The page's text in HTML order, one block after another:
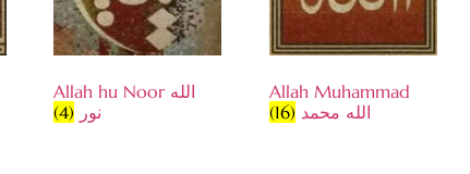
Allah hu Noor الله
نور (4)
Allah Muhammad
الله محمد (16)